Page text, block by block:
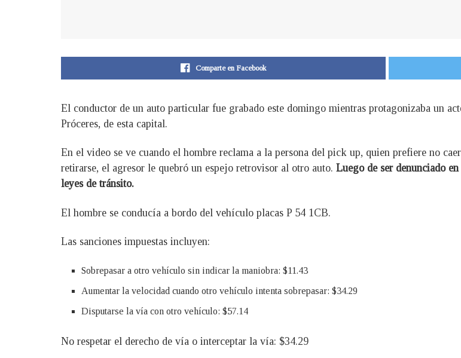
Comparte en Facebook
El conductor de un auto particular fue grabado este domingo mientras protagonizaba un
Próceres, de esta capital.
En el video se ve cuando el hombre reclama a la persona del pick up, quien prefiere no
retirarse, el agresor le quebró un espejo retrovisor al otro auto. Luego de ser denunciado
leyes de tránsito.
El hombre se conducía a bordo del vehículo placas P 54 1CB.
Las sanciones impuestas incluyen:
Sobrepasar a otro vehículo sin indicar la maniobra: $11.43
Aumentar la velocidad cuando otro vehículo intenta sobrepasar: $34.29
Disputarse la vía con otro vehículo: $57.14
No respetar el derecho de vía o interceptar la vía: $34.29